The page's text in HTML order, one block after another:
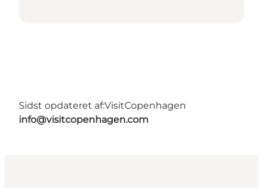
Sidst opdateret af:VisitCopenhagen
info@visitcopenhagen.com